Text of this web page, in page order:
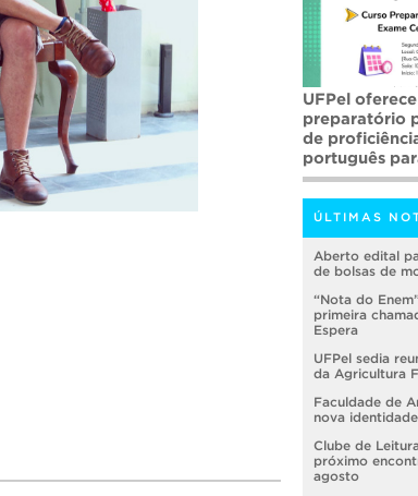
UFPel
preparatório
de
português
ÚLTIMAS
Aberto edital
de bolsas de
“Nota do
primeira
Espera
UFPel sedia
da Agricultura
Faculdade de
nova
Clube de
próximo
agosto